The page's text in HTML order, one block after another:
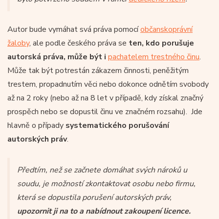
Autor bude vymáhat svá práva pomocíobčanskoprávní
žaloby, ale podle českého práva se ten, kdo porušuje
autorská práva, může být i pachatelem trestného činu.
Může tak být potrestán zákazem činnosti, peněžitým
trestem, propadnutím věci nebo dokonce odnětím svobody
až na 2 roky (nebo až na 8 let v případě, kdy získal značný
prospěch nebo se dopustil činu ve značném rozsahu). Jde
hlavně o případy systematického porušování
autorských práv.
Předtím, než se začnete domáhat svých nároků u
soudu, je možností zkontaktovat osobu nebo firmu,
která se dopustila porušení autorských práv,
upozornit ji na to a nabídnout zakoupení licence.